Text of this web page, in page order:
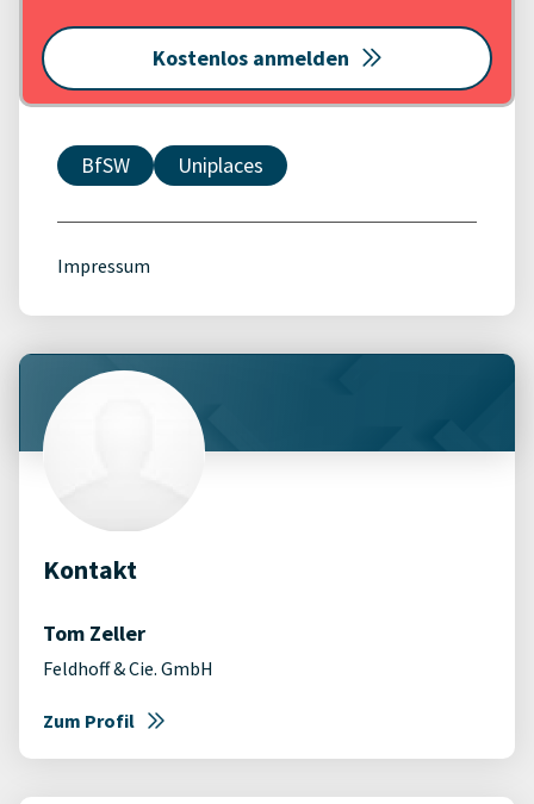
Kostenlos anmelden
BfSW Uniplaces
Impressum
Kontakt
Tom Zeller
Feldhoff & Cie. GmbH
Zum Profil